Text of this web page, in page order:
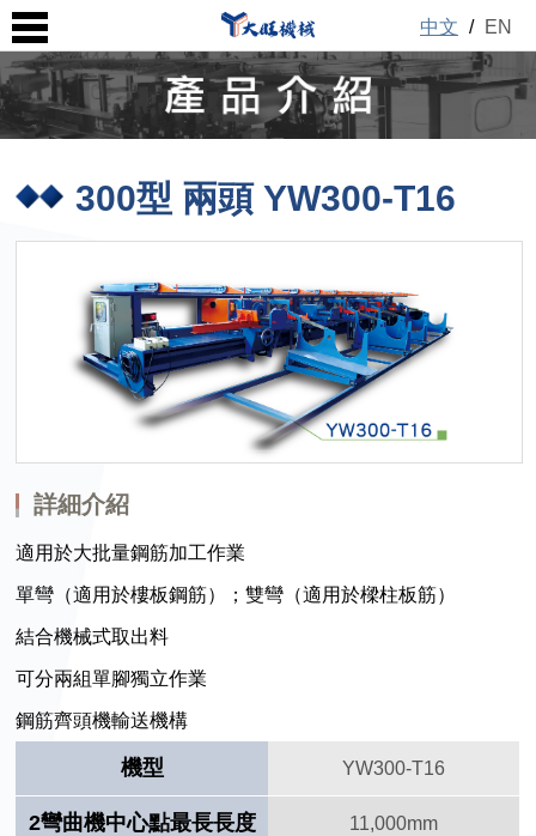
中文 / EN
300型 兩頭 YW300-T16
詳細介紹
適用於大批量鋼筋加工作業
單彎（適用於樓板鋼筋）；雙彎（適用於樑柱板筋）
結合機械式取出料
可分兩組單腳獨立作業
鋼筋齊頭機輸送機構
機型 YW300-T16
2彎曲機中心點最長長度 11,000mm